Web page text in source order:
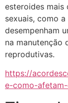
esteroides mais
sexuais, como
desempenham
na manutenção
reprodutivas.
https://
e-como-